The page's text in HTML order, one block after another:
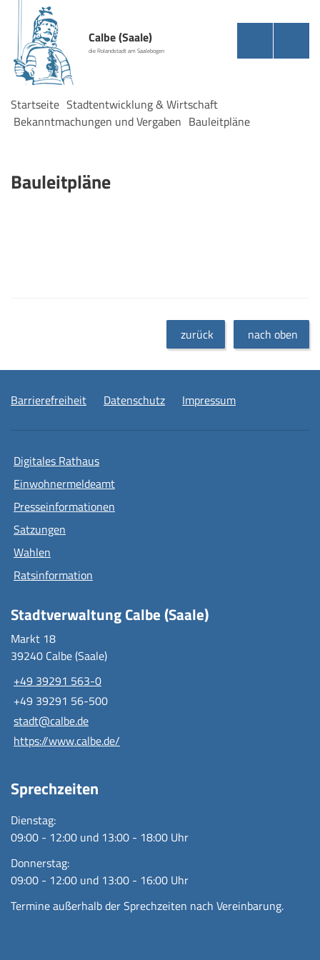
Calbe (Saale)
die Rolandstadt am Saalebogen
Startseite Stadtentwicklung & Wirtschaft
Bekanntmachungen und Vergaben Bauleitpläne
Bauleitpläne
zurück nach oben
Barrierefreiheit Datenschutz Impressum
Digitales Rathaus
Einwohnermeldeamt
Presseinformationen
Satzungen
Wahlen
Ratsinformation
Stadtverwaltung Calbe (Saale)
Markt 18
39240 Calbe (Saale)
+49 39291 563-0
+49 39291 56-500
stadt@calbe.de
https://www.calbe.de/
Sprechzeiten
Dienstag:
09:00 - 12:00 und 13:00 - 18:00 Uhr
Donnerstag:
09:00 - 12:00 und 13:00 - 16:00 Uhr
Termine außerhalb der Sprechzeiten nach Vereinbarung.